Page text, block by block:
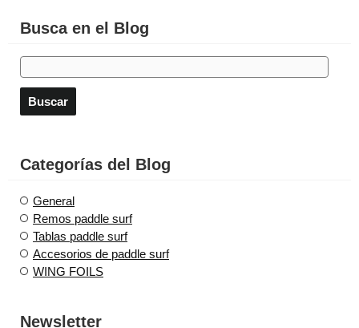
Busca en el Blog
Categorías del Blog
General
Remos paddle surf
Tablas paddle surf
Accesorios de paddle surf
WING FOILS
Newsletter